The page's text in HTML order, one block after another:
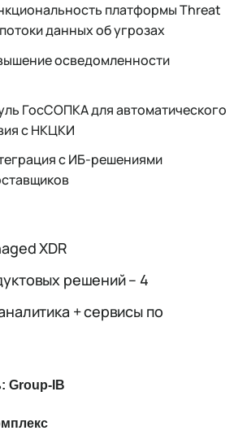
платформы Threat
данных об угрозах
осведомленности
ГосСОПКА для автоматического
с НКЦКИ
с ИБ-решениями
XDR
решений – 4
+ сервисы по
Group-IB